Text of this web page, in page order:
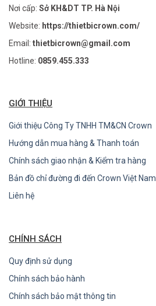
Nơi cấp: Sở KH&DT TP. Hà Nội
Website: https://thietbicrown.com/
Email: thietbicrown@gmail.com
Hotline: 0859.455.333
GIỚI THIỆU
Giới thiệu Công Ty TNHH TM&CN Crown
Hướng dẫn mua hàng & Thanh toán
Chính sách giao nhận & Kiểm tra hàng
Bản đồ chỉ đường đi đến Crown Việt Nam
Liên hệ
CHÍNH SÁCH
Quy định sử dụng
Chính sách bảo hành
Chính sách bảo mật thông tin